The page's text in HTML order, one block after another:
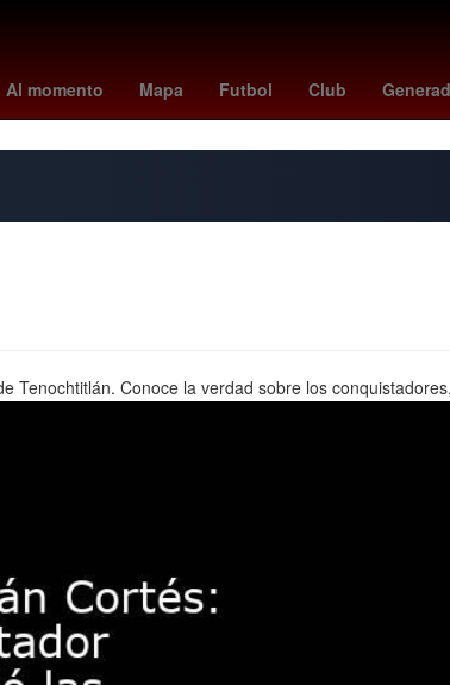
Al momento Mapa Futbol Club
de Jordania Portland Trail Blazers amazon prime
Tenochtitlán. Conoce la verdad sobre los